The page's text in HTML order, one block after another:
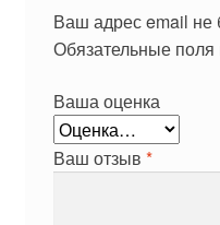
Ваш адрес email не
Обязательные
Ваша оценка
Ваш отзыв *